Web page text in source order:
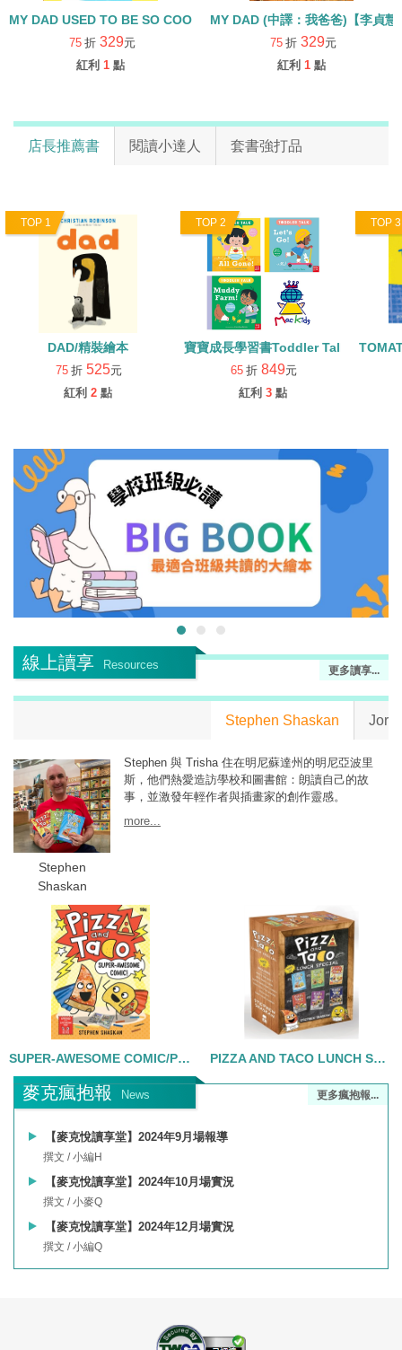
MY DAD USED TO BE SO COOL
75 折 329 元
紅利 1 點
MY DAD (中譯：我爸爸)【李貞慧
75 折 329 元
紅利 1 點
店長推薦書 閱讀小達人 套書強打品
TOP 1
DAD/精裝繪本
75 折 525 元
紅利 2 點
TOP 2
寶寶成長學習書Toddler Talk 系列3書
65 折 849 元
紅利 3 點
TOP 3
線上讀享 Resources 更多讀享...
Stephen Shaskan Jory
Stephen
Shaskan
Stephen 與 Trisha 住在明尼蘇達州的明尼亞波里
斯，他們熱愛造訪學校和圖書館：朗讀自己的故
事，並激發年輕作者與插畫家的創作靈感。
麥克瘋抱報 News 更多瘋抱報...
【麥克悅讀享堂】2024年9月場報導
撰文 / 小編H
【麥克悅讀享堂】2024年10月場實況
撰文 / 小麥Q
【麥克悅讀享堂】2024年12月場實況
撰文 / 小編Q